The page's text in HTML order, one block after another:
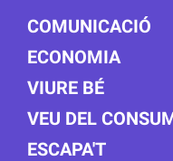
COMUNICACIÓ
ECONOMIA
VIURE BÉ
VEU DEL
ESCAPA'T